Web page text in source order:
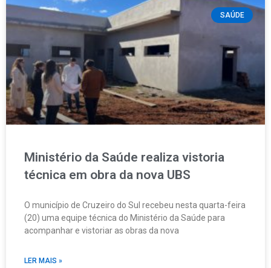
SAÚDE
​Ministério da Saúde realiza vistoria
técnica em obra da nova UBS
O município de Cruzeiro do Sul recebeu nesta quarta-feira
(20) uma equipe técnica do Ministério da Saúde para
acompanhar e vistoriar as obras da nova
LER MAIS »